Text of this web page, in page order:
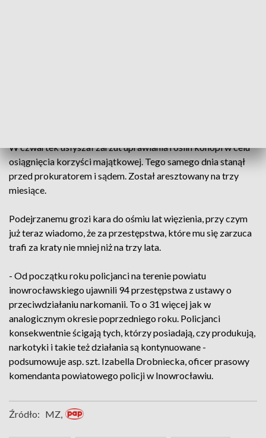
W czwartek usłyszał zarzut uprawiania roślin konopi w celu
osiągnięcia korzyści majątkowej. Tego samego dnia stanął
przed prokuratorem i sądem. Został aresztowany na trzy
miesiące.
Podejrzanemu grozi kara do ośmiu lat więzienia, przy czym
już teraz wiadomo, że za przestępstwa, które mu się zarzuca
trafi za kraty nie mniej niż na trzy lata.
- Od początku roku policjanci na terenie powiatu
inowrocławskiego ujawnili 94 przestępstwa z ustawy o
przeciwdziałaniu narkomanii. To o 31 więcej jak w
analogicznym okresie poprzedniego roku. Policjanci
konsekwentnie ścigają tych, którzy posiadają, czy produkują,
narkotyki i takie też działania są kontynuowane -
podsumowuje asp. szt. Izabella Drobniecka, oficer prasowy
komendanta powiatowego policji w Inowrocławiu.
Źródło: MZ,